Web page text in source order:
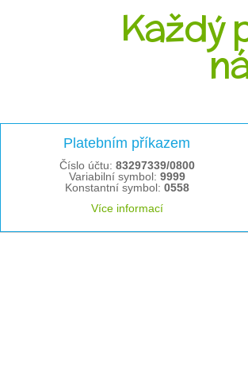
Každý
Platebním příkazem
Číslo účtu: 83297339/0800
Variabilní symbol: 9999
Konstantní symbol: 0558
Více informací